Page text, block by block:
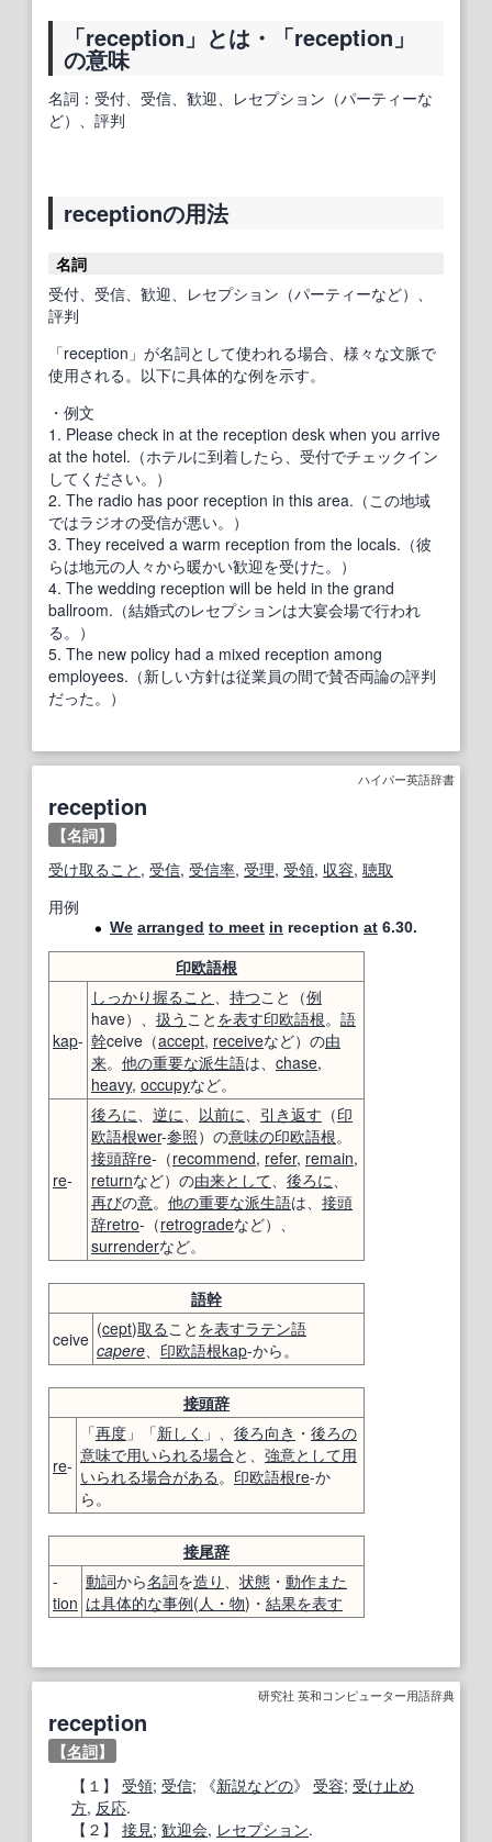
「reception」とは・「reception」
の意味
名詞：受付、受信、歓迎、レセプション（パーティーな
ど）、評判
receptionの用法
名詞
受付、受信、歓迎、レセプション（パーティーなど）、
評判
「reception」が名詞として使われる場合、様々な文脈で
使用される。以下に具体的な例を示す。
・例文
1. Please check in at the reception desk when you arrive
at the hotel.（ホテルに到着したら、受付でチェックイン
してください。）
2. The radio has poor reception in this area.（この地域
ではラジオの受信が悪い。）
3. They received a warm reception from the locals.（彼
らは地元の人々から暖かい歓迎を受けた。）
4. The wedding reception will be held in the grand
ballroom.（結婚式のレセプションは大宴会場で行われ
る。）
5. The new policy had a mixed reception among
employees.（新しい方針は従業員の間で賛否両論の評判
だった。）
ハイパー英語辞書
reception
【名詞】
受け取ること , 受信, 受信率, 受理, 受領, 収容, 聴取
用例
We arranged to meet in reception at 6.30.
印欧語根
kap-
しっかり握ること 、 持つこと（例
have）、 扱う こと を表す印欧語根。 語
幹ceive（accept, receiveなど）の由
来。 他の重要な派生語は、 chase,
heavy, occupyなど。
re-
後ろに、 逆に、 以前に、 引き返す （印
欧語根wer-参照）の意味の印欧語根。
接頭辞re-（recommend, refer, remain,
returnなど）の由来として、 後ろに、
再びの意。 他の重要な派生語は、 接頭
辞retro-（retrogradeなど）、
surrenderなど。
語幹
ceive (cept)取ること を表すラテン語
capere、 印欧語根kap-から。
接頭辞
re-
「再度 」「新しく 」、 後ろ向き ・ 後ろの
意味で用いられる場合と、 強意として用
いられる場合がある。 印欧語根re-か
ら。
接尾辞
-
tion
動詞から名詞を造り 、 状態 ・ 動作また
は具体的な事例(人・物)・ 結果を表す
研究社 英和コンピューター用語辞典
reception
【名詞】
【１】 受領; 受信; 《新説などの》 受容; 受け止め
方, 反応.
【２】 接見; 歓迎会, レセプション.